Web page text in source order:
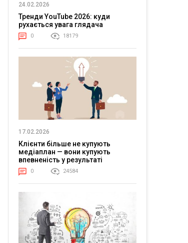
24.02.2026
Тренди YouTube 2026: куди
рухається увага глядача
0 18179
17.02.2026
Клієнти більше не купують
медіаплан — вони купують
впевненість у результаті
0 24584